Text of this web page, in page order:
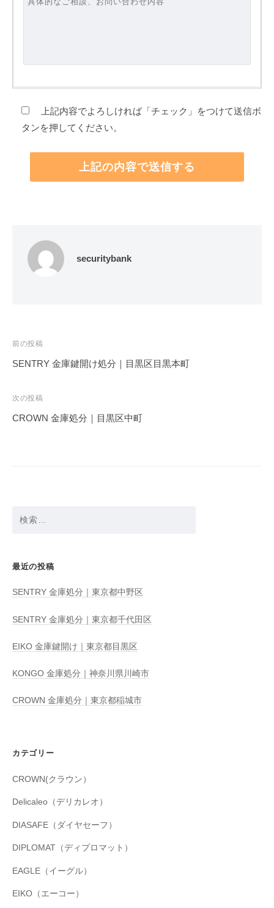
上記内容でよろしければ「チェック」をつけて送信ボ
タンを押してください。
securitybank
投
稿
ビ
ゲ
前の投稿
SENTRY 金庫鍵開け処分｜目黒区目黒本町
次の投稿
CROWN 金庫処分｜目黒区中町
最近の投稿
SENTRY 金庫処分｜東京都中野区
SENTRY 金庫処分｜東京都千代田区
EIKO 金庫鍵開け｜東京都目黒区
KONGO 金庫処分｜神奈川県川崎市
CROWN 金庫処分｜東京都稲城市
カテゴリー
CROWN(クラウン）
Delicaleo（デリカレオ）
DIASAFE（ダイヤセーフ）
DIPLOMAT（ディプロマット）
EAGLE（イーグル）
EIKO（エーコー）